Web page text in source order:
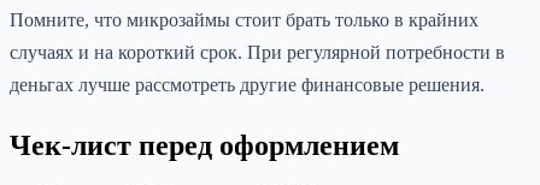
Помните, что микрозаймы стоит брать только в крайних
случаях и на короткий срок. При регулярной потребности в
деньгах лучше рассмотреть другие финансовые решения.
Чек-лист перед оформлением